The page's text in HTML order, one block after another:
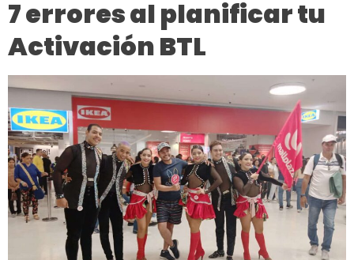
7 errores al planificar tu
Activación BTL